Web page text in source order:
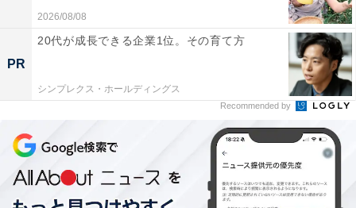
2026/08/08
PR
20代が成長できる企業1位。その育て方
シンプレクス・ホールディングス
Recommended by